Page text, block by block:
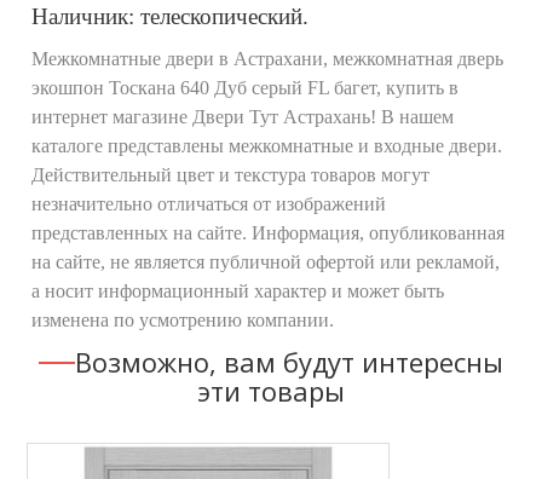
Наличник: телескопический.
Межкомнатные двери в Астрахани, межкомнатная дверь
экошпон Тоскана 640 Дуб серый FL багет, купить в
интернет магазине Двери Тут Астрахань! В нашем
каталоге представлены межкомнатные и входные двери.
Действительный цвет и текстура товаров могут
незначительно отличаться от изображений
представленных на сайте. Информация, опубликованная
на сайте, не является публичной офертой или рекламой,
а носит информационный характер и может быть
изменена по усмотрению компании.
Возможно, вам будут интересны
эти товары